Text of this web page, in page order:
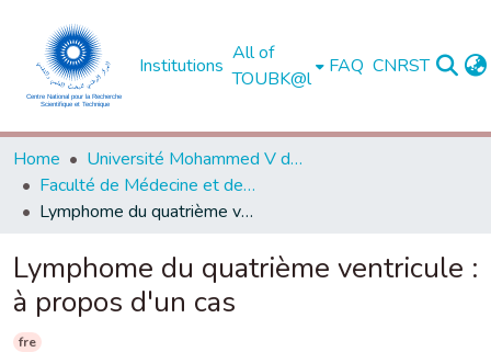
Institutions
All of
TOUBK@l
FAQ CNRST
Home
Université Mohammed V de Rabat
Faculté de Médecine et de Pharmacie - Rabat
Lymphome du quatrième ventricule : à propos d'un cas
Lymphome du quatrième ventricule :
à propos d'un cas
fre